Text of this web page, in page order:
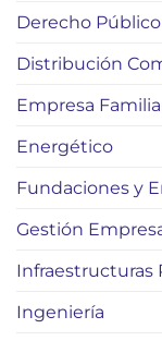
Derecho Público
Distribución
Empresa
Energético
Fundaciones y
Gestión
Infraestructuras
Ingeniería